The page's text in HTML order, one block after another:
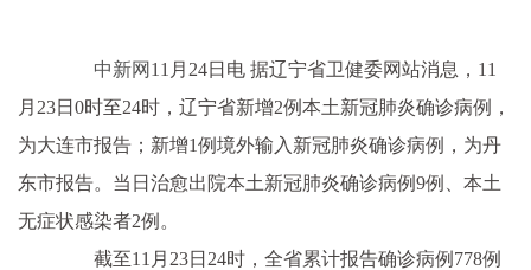
中新网 11月24日电 据辽宁省卫健委网站消息，11
月23日0时至24时，辽宁省新增2例本土新冠肺炎确诊病例，
为大连市报告；新增1例境外输入新冠肺炎确诊病例，为丹
东市报告。当日治愈出院本土新冠肺炎确诊病例9例、本土
无症状感染者2例。
截至11月23日24时，全省累计报告确诊病例778例